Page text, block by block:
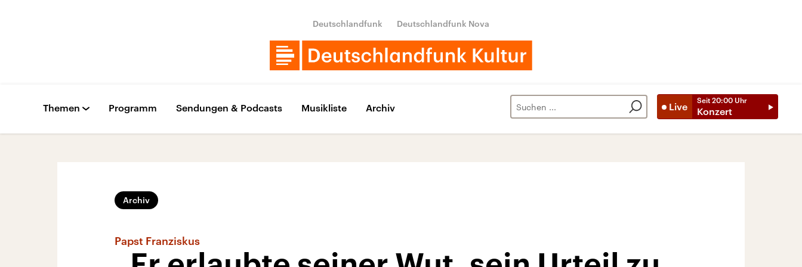
Deutschlandfunk Deutschlandfunk Nova
Live
Seit 20:00 Uhr
Konzert
Themen Programm Sendungen & Podcasts Musikliste Archiv
Archiv
Papst Franziskus